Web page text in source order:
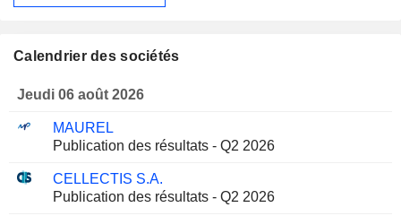
Calendrier des sociétés
Jeudi 06 août 2026
MAUREL
Publication des résultats - Q2 2026
CELLECTIS S.A.
Publication des résultats - Q2 2026